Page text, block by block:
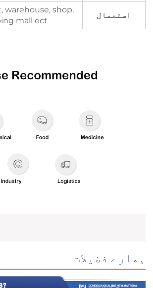
استعمال
warehouse, shop,
mall ect.
ہمارے فضیلات